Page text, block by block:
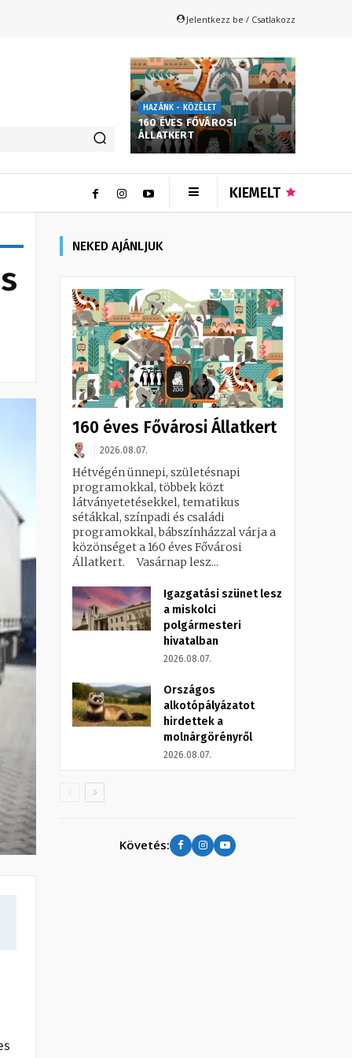
Jelentkezz be / Csatlakozz
HAZÁNK - KÖZÉLET
160 ÉVES FŐVÁROSI
ÁLLATKERT
KIEMELT
NEKED AJÁNLJUK
160 éves Fővárosi Állatkert
2026.08.07.
Hétvégén ünnepi, születésnapi
programokkal, többek közt
látványetetésekkel, tematikus
sétákkal, színpadi és családi
programokkal, bábszínházzal várja a
közönséget a 160 éves Fővárosi
Állatkert. Vasárnap lesz...
Igazgatási szünet lesz
a miskolci
polgármesteri
hivatalban
2026.08.07.
Országos
alkotópályázatot
hirdettek a
molnárgörényről
2026.08.07.
Követés: